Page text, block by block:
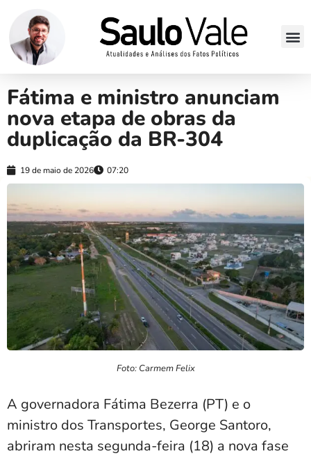
Fátima e ministro anunciam
nova etapa de obras da
duplicação da BR-304
19 de maio de 2026 07:20
Foto: Carmem Felix
A governadora Fátima Bezerra (PT) e o
ministro dos Transportes, George Santoro,
abriram nesta segunda-feira (18) a nova fase